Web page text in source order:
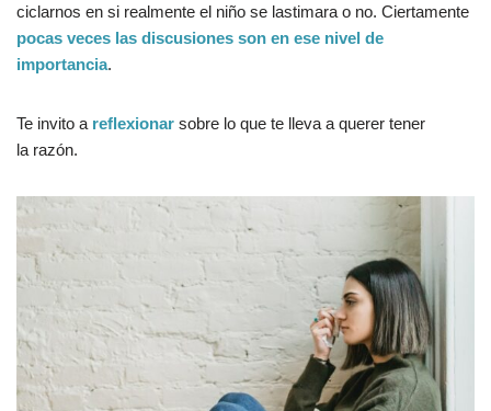
ciclarnos en si realmente el niño se lastimara o no. Ciertamente
pocas veces las discusiones son en ese nivel de
importancia.
Te invito a reflexionar sobre lo que te lleva a querer tener
la razón.